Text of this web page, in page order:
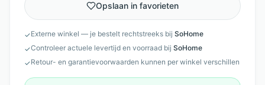
Opslaan in favorieten
✓Externe winkel — je bestelt rechtstreeks bij SoHome
✓Controleer actuele levertijd en voorraad bij SoHome
✓Retour- en garantievoorwaarden kunnen per winkel verschillen